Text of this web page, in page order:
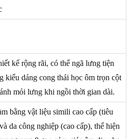
kế rộng rãi, có thể ngã lưng tiện
kiểu dáng cong thái học ôm trọn cột
mỏi lưng khi ngồi thời gian dài.
bằng vật liệu simili cao cấp (tiêu
da công nghiệp (cao cấp), thể hiện